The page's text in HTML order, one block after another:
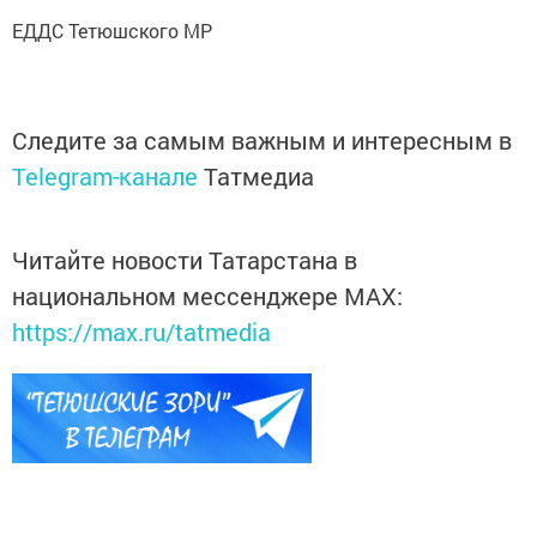
ЕДДС Тетюшского МР
Следите за самым важным и интересным в
Telegram-канале Татмедиа
Читайте новости Татарстана в
национальном мессенджере MАХ:
https://max.ru/tatmedia